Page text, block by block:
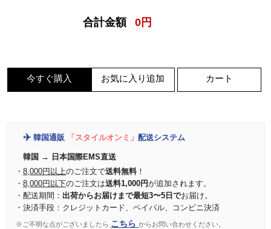
合計金額 0 円
今すぐ購入 お気に入り追加 カート
✈️ 韓国通販 「スタイルオンミ」 配送システム
韓国 → 日本国際EMS直送
・ 8,000円以上のご注文で送料無料！
・ 8,000円以下のご注文は送料1,000円が追加されます。
・配送期間： 出荷からお届けまで最短3〜5日でお届け。
・決済手段：クレジットカード、ペイパル、コンビニ決済
※ご不明な点がございましたら こちら からお問い合わせください。